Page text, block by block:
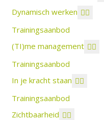
Dynamisch werken
Trainingsaanbod
(TI)me management
Trainingsaanbod
In je kracht staan
Trainingsaanbod
Zichtbaarheid